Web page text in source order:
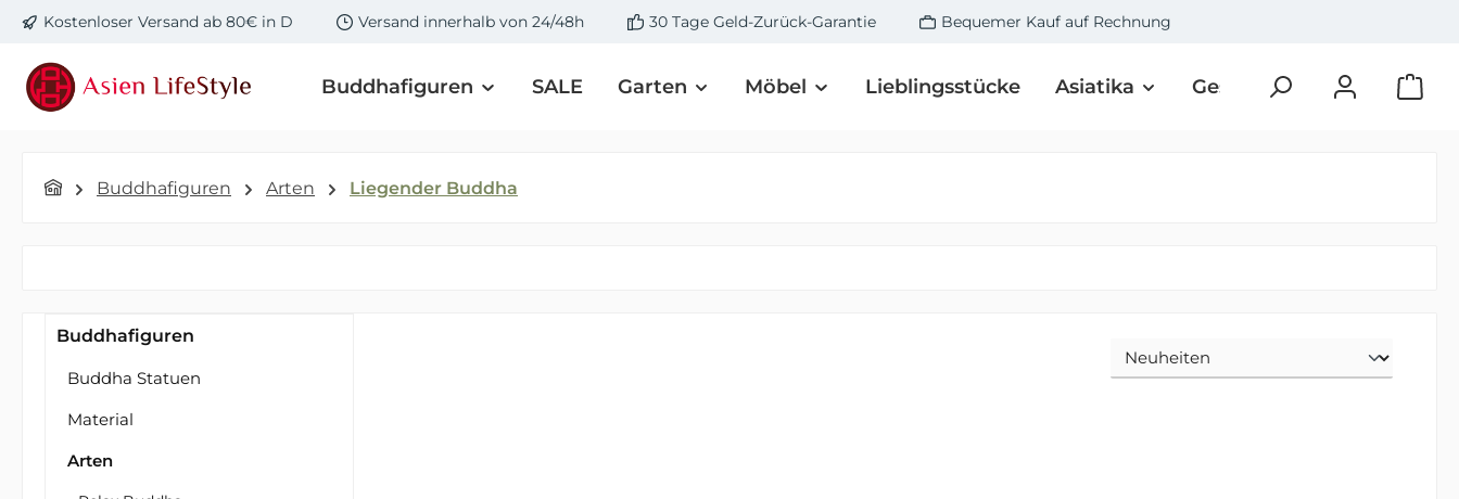
Hauptinhalt springen
Zur Suche springen
Zur Hauptnavigation springen
Kostenloser Versand ab 80€ in D Versand innerhalb von 24/48h 30 Tage Geld-Zurück-Garantie Bequemer Kauf auf Rechnung
Buddhafiguren SALE Garten Möbel Lieblingsstücke Asiatika Geschenke
Buddhafiguren Arten Liegender Buddha
Buddhafiguren
Buddha Statuen
Material
Arten